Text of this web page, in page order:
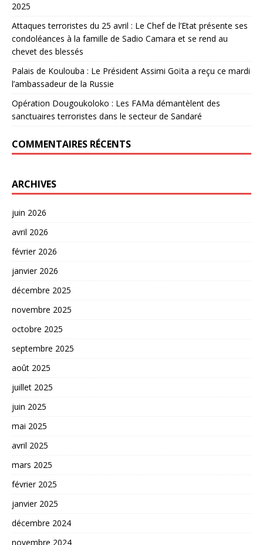
2025
Attaques terroristes du 25 avril : Le Chef de l’Etat présente ses
condoléances à la famille de Sadio Camara et se rend au
chevet des blessés
Palais de Koulouba : Le Président Assimi Goïta a reçu ce mardi
l’ambassadeur de la Russie
Opération Dougoukoloko : Les FAMa démantèlent des
sanctuaires terroristes dans le secteur de Sandaré
COMMENTAIRES RÉCENTS
ARCHIVES
juin 2026
avril 2026
février 2026
janvier 2026
décembre 2025
novembre 2025
octobre 2025
septembre 2025
août 2025
juillet 2025
juin 2025
mai 2025
avril 2025
mars 2025
février 2025
janvier 2025
décembre 2024
novembre 2024